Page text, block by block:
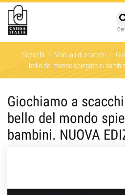
Scacchi / Manuali di scacchi /
bello del mondo spiegato ai
Giochiamo a
bello del mondo
bambini. NUOVA